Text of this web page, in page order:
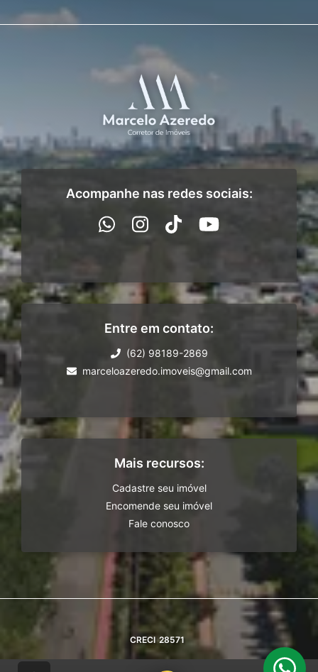
Acompanhe nas redes sociais:
Entre em contato:
(62) 98189-2869
marceloazeredo.imoveis@gmail.com
Mais recursos:
Cadastre seu imóvel
Encomende seu imóvel
Fale conosco
CRECI 28571